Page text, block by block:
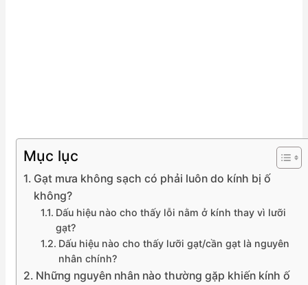
Mục lục
Gạt mưa không sạch có phải luôn do kính bị ố
không?
Dấu hiệu nào cho thấy lỗi nằm ở kính thay vì lưỡi
gạt?
Dấu hiệu nào cho thấy lưỡi gạt/cần gạt là nguyên
nhân chính?
Những nguyên nhân nào thường gặp khiến kính ố